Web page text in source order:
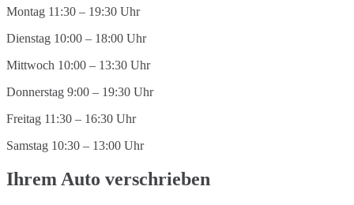
Montag 11:30 – 19:30 Uhr
Dienstag 10:00 – 18:00 Uhr
Mittwoch 10:00 – 13:30 Uhr
Donnerstag 9:00 – 19:30 Uhr
Freitag 11:30 – 16:30 Uhr
Samstag 10:30 – 13:00 Uhr
Ihrem Auto verschrieben